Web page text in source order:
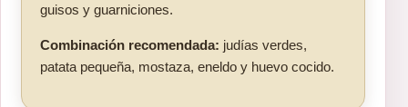
guisos y guarniciones.
Combinación recomendada: judías verdes,
patata pequeña, mostaza, eneldo y huevo cocido.